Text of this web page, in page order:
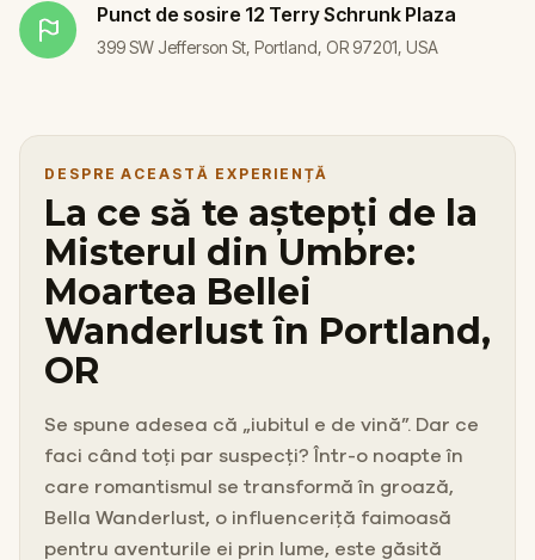
Punct de sosire 12 Terry Schrunk Plaza
399 SW Jefferson St, Portland, OR 97201, USA
DESPRE ACEASTĂ EXPERIENȚĂ
La ce să te aștepți de la
Misterul din Umbre:
Moartea Bellei
Wanderlust în Portland,
OR
Se spune adesea că „iubitul e de vină”. Dar ce
faci când toți par suspecți? Într-o noapte în
care romantismul se transformă în groază,
Bella Wanderlust, o influenceriță faimoasă
pentru aventurile ei prin lume, este găsită